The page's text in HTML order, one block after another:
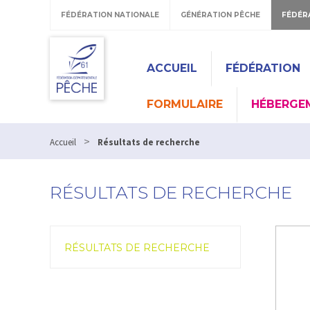
FÉDÉRATION NATIONALE GÉNÉRATION PÊCHE
ACCUEIL FÉDÉRATION
FORMULAIRE
Accueil > Résultats de recherche
RÉSULTATS DE RECHERCHE
RÉSULTATS DE RECHERCHE